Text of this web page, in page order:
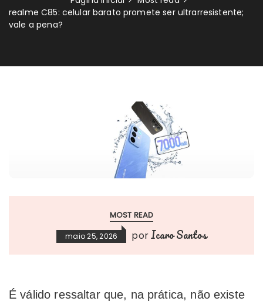
realme C85: celular barato promete ser ultrarresistente;
vale a pena?
MOST READ
maio 25, 2026 porIcaro Santos
É válido ressaltar que, na prática, não existe